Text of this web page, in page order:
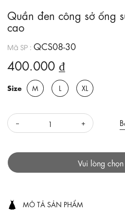
Quần đen công sở ống
cao
Mã SP : QCS08-30
400.000 ₫
Size M L XL
Vui lòng
MÔ TẢ SẢN PHẨM